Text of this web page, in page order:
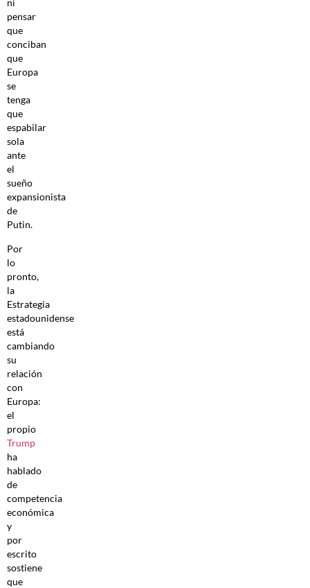
ni
pensar
que
conciban
que
Europa
se
tenga
que
espabilar
sola
ante
el
sueño
expansionista
de
Putin.
Por
lo
pronto,
la
Estrategia
estadounidense
está
cambiando
su
relación
con
Europa:
el
propio
Trump
ha
hablado
de
competencia
económica
y
por
escrito
sostiene
que